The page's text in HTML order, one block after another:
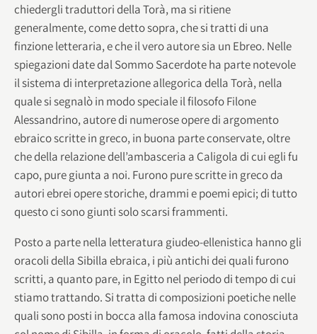
chiedergli traduttori della Torà, ma si ritiene
generalmente, come detto sopra, che si tratti di una
finzione letteraria, e che il vero autore sia un Ebreo. Nelle
spiegazioni date dal Sommo Sacerdote ha parte notevole
il sistema di interpretazione allegorica della Torà, nella
quale si segnalò in modo speciale il filosofo Filone
Alessandrino, autore di numerose opere di argomento
ebraico scritte in greco, in buona parte conservate, oltre
che della relazione dell’ambasceria a Caligola di cui egli fu
capo, pure giunta a noi. Furono pure scritte in greco da
autori ebrei opere storiche, drammi e poemi epici; di tutto
questo ci sono giunti solo scarsi frammenti.
Posto a parte nella letteratura giudeo-ellenistica hanno gli
oracoli della Sibilla ebraica, i più antichi dei quali furono
scritti, a quanto pare, in Egitto nel periodo di tempo di cui
stiamo trattando. Si tratta di composizioni poetiche nelle
quali sono posti in bocca alla famosa indovina conosciuta